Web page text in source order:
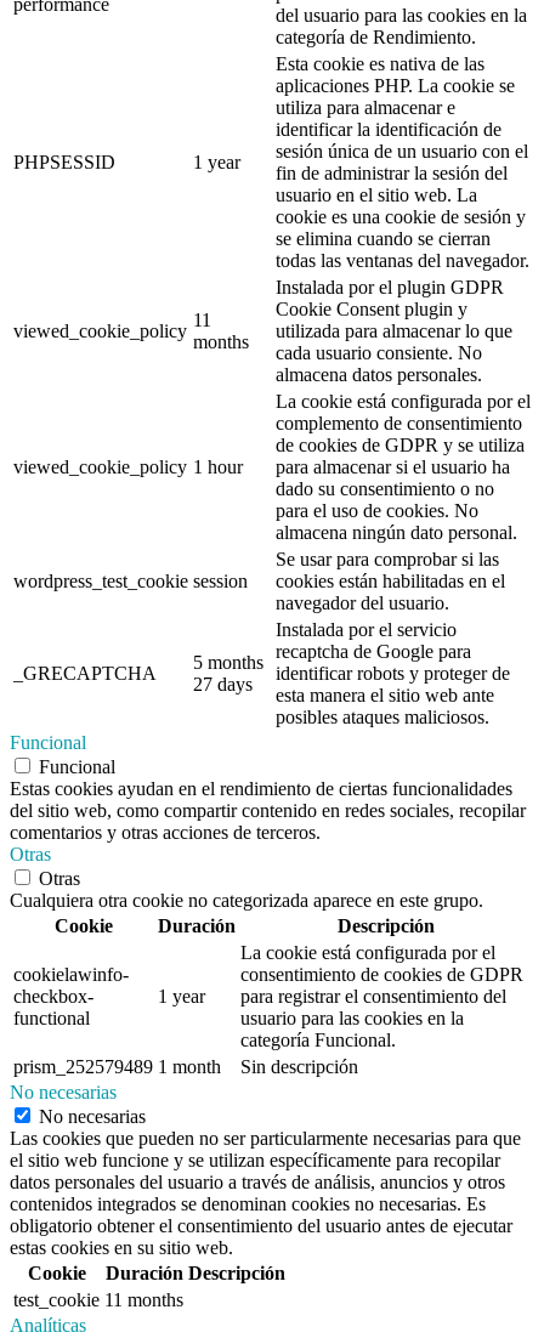
performance
del usuario para las cookies en la
categoría de Rendimiento.
PHPSESSID 1 year
Esta cookie es nativa de las
aplicaciones PHP. La cookie se
utiliza para almacenar e
identificar la identificación de
sesión única de un usuario con el
fin de administrar la sesión del
usuario en el sitio web. La
cookie es una cookie de sesión y
se elimina cuando se cierran
todas las ventanas del navegador.
viewed_cookie_policy
11
months
Instalada por el plugin GDPR
Cookie Consent plugin y
utilizada para almacenar lo que
cada usuario consiente. No
almacena datos personales.
viewed_cookie_policy 1 hour
La cookie está configurada por el
complemento de consentimiento
de cookies de GDPR y se utiliza
para almacenar si el usuario ha
dado su consentimiento o no
para el uso de cookies. No
almacena ningún dato personal.
wordpress_test_cookie session
Se usar para comprobar si las
cookies están habilitadas en el
navegador del usuario.
_GRECAPTCHA
5 months
27 days
Instalada por el servicio
recaptcha de Google para
identificar robots y proteger de
esta manera el sitio web ante
posibles ataques maliciosos.
Funcional
Funcional
Estas cookies ayudan en el rendimiento de ciertas funcionalidades
del sitio web, como compartir contenido en redes sociales, recopilar
comentarios y otras acciones de terceros.
Otras
Otras
Cualquiera otra cookie no categorizada aparece en este grupo.
Cookie
Duración Descripción
cookielawinfo-
checkbox-
functional
1 year
La cookie está configurada por el
consentimiento de cookies de GDPR
para registrar el consentimiento del
usuario para las cookies en la
categoría Funcional.
prism_252579489 1 month
Sin descripción
No necesarias
No necesarias
Las cookies que pueden no ser particularmente necesarias para que
el sitio web funcione y se utilizan específicamente para recopilar
datos personales del usuario a través de análisis, anuncios y otros
contenidos integrados se denominan cookies no necesarias. Es
obligatorio obtener el consentimiento del usuario antes de ejecutar
estas cookies en su sitio web.
Cookie
Duración Descripción
test_cookie 11 months
Analíticas